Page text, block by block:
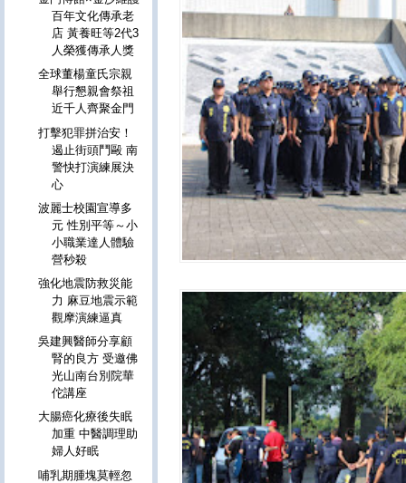
百年文化傳承老
店 黃養旺等2代3
人榮獲傳承人獎
全球董楊童氏宗親
舉行懇親會祭祖
近千人齊聚金門
打擊犯罪拼治安！
遏止街頭鬥毆 南
警快打演練展決
心
波麗士校園宣導多
元 性別平等～小
小職業達人體驗
營秒殺
強化地震防救災能
力 麻豆地震示範
觀摩演練逼真
吳建興醫師分享顧
腎的良方 受邀佛
光山南台別院華
佗講座
大腸癌化療後失眠
加重 中醫調理助
婦人好眠
哺乳期腫塊莫輕忽